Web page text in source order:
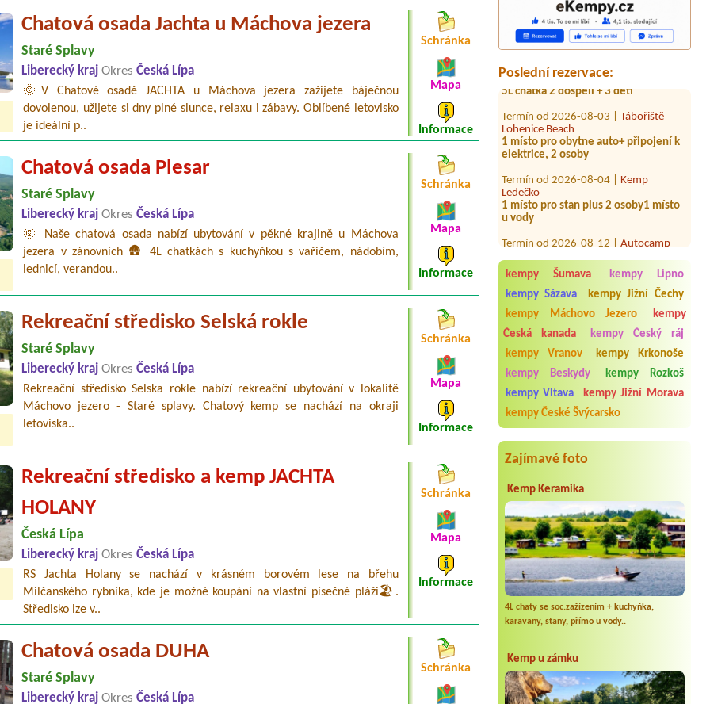
Poslední rezervace:
Termín od 2026-08-06 |Kemp Římov
2 stany + 2 dospeli + 1 diteBez
elektriky
5L chatka 2 dospeli + 3 deti
Termín od 2026-08-03 |Tábořiště
1 místo pro obytne auto+ připojení k
elektrice, 2 osoby
Termín od 2026-08-04 |
1 místo pro stan plus 2 osoby1 místo
u vody
Termín od 2026-08-12 |
2osoby
Termín od 2026-08-12 |Kemp Obora
Veltrusy
2L chatka
Termín od 2026-08-18 |
Kemp Úštěk u
jezera Chmelař
pro 4 osoby se socialnim zařízením
Termín od 2026-08-13 |Kemp Josef
4 stany 8 dospelych, 8 detiEl. Přípojka
Termín od 2026-07-29 |Autocamp na
kopci
velký stan + 2 dospělí + 2 děti
kempy Šumava
kempy Lipno
kempy Sázava
kempy Jižní Čechy
kempy Máchovo Jezero
kempy
Česká kanada
kempy Český ráj
kempy Vranov
kempy Krkonoše
kempy Beskydy
kempy Rozkoš
kempy Vltava
kempy Jižní Morava
kempy České Švýcarsko
Zajímavé foto
Kemp Keramika
4L chaty se soc.zažízením + kuchyňka,
karavany, stany, přímo u vody..
Kemp u zámku
Chatová osada Jachta u Máchova jezera
Staré Splavy
Liberecký krajOkres Česká Lípa
🌞V Chatové osadě JACHTA u Máchova jezera zažijete báječnou
dovolenou, užijete si dny plné slunce, relaxu i zábavy. Oblíbené letovisko
je ideální p..
Schránka
Mapa
Informace
Chatová osada Plesar
Staré Splavy
Liberecký krajOkres Česká Lípa
🌞 Naše chatová osada nabízí ubytování v pěkné krajině u Máchova
jezera v zánovních 🛖 4L chatkách s kuchyňkou s vařičem, nádobím,
lednicí, verandou..
Schránka
Mapa
Informace
Rekreační středisko Selská rokle
Staré Splavy
Liberecký krajOkres Česká Lípa
Rekreační středisko Selska rokle nabízí rekreační ubytování v lokalitě
Máchovo jezero - Staré splavy. Chatový kemp se nachází na okraji
letoviska..
Schránka
Mapa
Informace
Rekreační středisko a kemp JACHTA
HOLANY
Česká Lípa
Liberecký krajOkres Česká Lípa
RS Jachta Holany se nachází v krásném borovém lese na břehu
Milčanského rybníka, kde je možné koupání na vlastní písečné pláži🏖️.
Středisko lze v..
Schránka
Mapa
Informace
Chatová osada DUHA
Staré Splavy
Liberecký krajOkres Česká Lípa
Schránka